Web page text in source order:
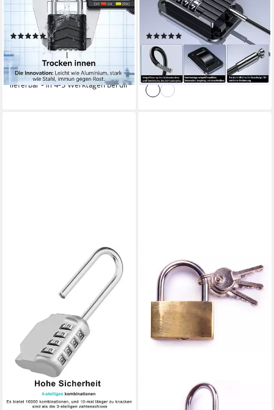
Schloss mit Zahlencode, (1-
tlg)
(1)
ab 9,99 € UVP20,00 €
(5,00 €/ 1 Stk)
-50%
lieferbar - in 4-5 Werktagen bei dir
stelliges Passwort
Schrankschloss
(1)
14,99 € UVP 25,99 €
-42%
lieferbar - in 3-4 Werktagen bei dir